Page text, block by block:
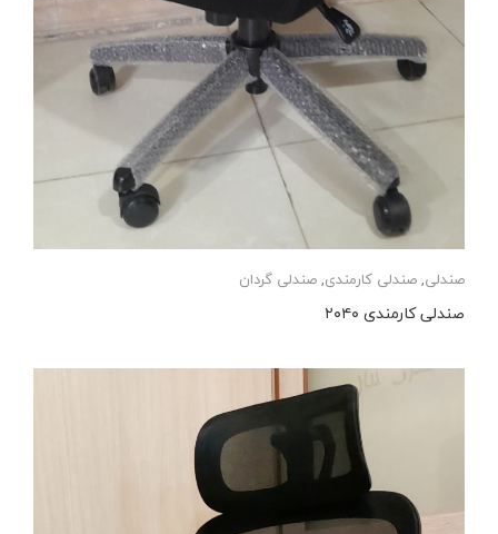
صندلی,صندلی کارمندی,صندلی گردان
صندلی کارمندی ۲۰۴۰